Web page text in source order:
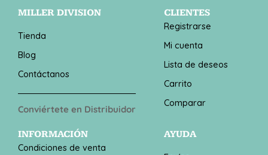
MILLER DIVISION
Tienda
Blog
Contáctanos
Conviértete en Distribuidor
CLIENTES
Registrarse
Mi cuenta
Lista de deseos
Carrito
Comparar
INFORMACIÓN
Condiciones de venta
AYUDA